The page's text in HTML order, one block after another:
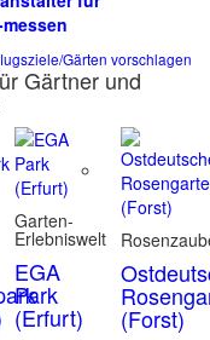
Gärten vorschlagen
Gärtner und
Garten-
Erlebniswelt
EGA
Park
(Erfurt) (Forst)